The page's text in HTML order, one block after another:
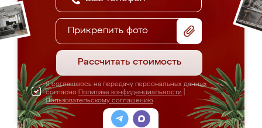
Прикрепить фото
Рассчитать стоимость
Я соглашаюсь на передачу персональных данных
согласно Политике конфиденциальности
Пользовательскому соглашению